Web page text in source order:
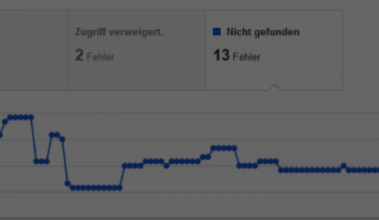
Sie eine Übersicht über alle verwendeten Cookies. Sie können Ihre
zu ganzen Kategorien geben oder sich weitere Informationen
(1)
Cookies ermöglichen grundlegende Funktionen und sind für die einwandfreie
der Website erforderlich.